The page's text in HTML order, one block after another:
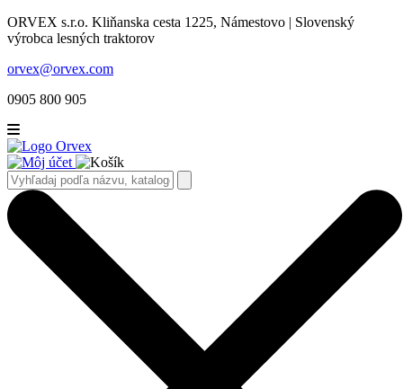
ORVEX s.r.o. Kliňanska cesta 1225, Námestovo | Slovenský
výrobca lesných traktorov
orvex@orvex.com
0905 800 905